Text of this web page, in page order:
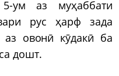
ум аз муҳаббати
рус ҳарф зада
овонӣ кӯдакӣ ба
дошт.